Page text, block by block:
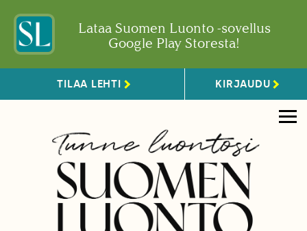
Lataa Suomen Luonto -sovellus
Google Play Storesta!
TILAA LEHTI KIRJAUDU